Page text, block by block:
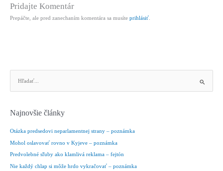
Pridajte Komentár
Prepáčte, ale pred zanechaním komentára sa musíte prihlásiť
a
:
Najnovšie články
Otázka predsedovi neparlamentnej strany – poznámka
Mohol oslavovať rovno v Kyjeve – poznámka
Predvolebné sľuby ako klamlivá reklama – fejtón
Nie každý chlap si môže hrdo vykračovať – poznámka